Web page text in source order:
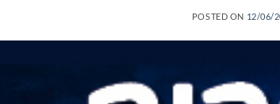
POSTED ON 12/06/